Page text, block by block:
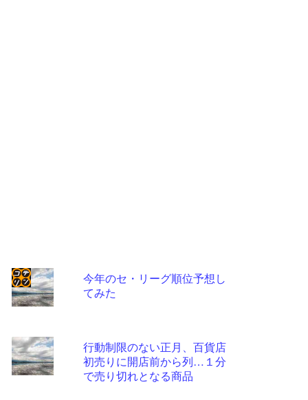
今年のセ・リーグ順位予想し
てみた
行動制限のない正月、百貨店
初売りに開店前から列…１分
で売り切れとなる商品
コテ
- 固
定リ
ンク